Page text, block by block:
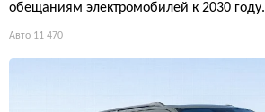
обещаниям электромобилей к 2030 году.
Авто 11 470